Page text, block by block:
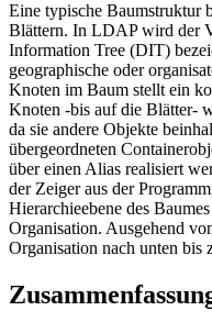
Eine typische Baumstruktur
Blättern. In LDAP wird der
Information Tree (DIT)
geographische oder
Knoten im Baum stellt ein
Knoten -bis auf die Blätter-
da sie andere Objekte
übergeordneten
über einen Alias realisiert
der Zeiger aus der
Hierarchieebene des
Organisation. Ausgehend
Organisation nach unten bis